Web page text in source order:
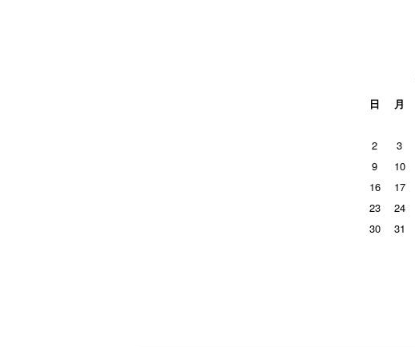
日 月
2
3
9
10
16
17
23
24
30
31